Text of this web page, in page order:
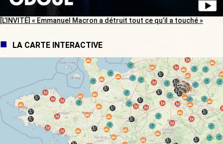
[L’INVITÉ] « Emmanuel Macron a détruit tout ce qu’il a touché »
LA CARTE INTERACTIVE